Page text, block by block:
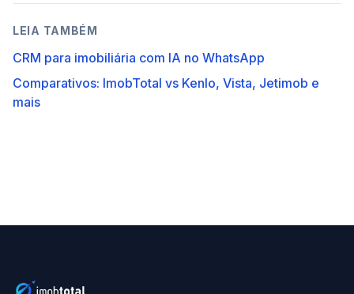
LEIA TAMBÉM
CRM para imobiliária com IA no WhatsApp
Comparativos: ImobTotal vs Kenlo, Vista, Jetimob e
mais